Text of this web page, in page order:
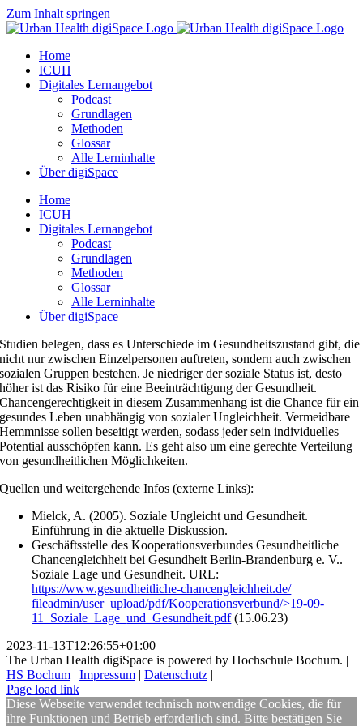
Zum Inhalt springen
Home
ICUH
Digitales Lernangebot
Podcast
Grundlagen
Methoden
Glossar
Alle Lerninhalte
Über digiSpace
Home
ICUH
Digitales Lernangebot
Podcast
Grundlagen
Methoden
Glossar
Alle Lerninhalte
Über digiSpace
Studien belegen, dass es Unterschiede im Gesundheitszustand gibt, die
nicht nur zwischen Einzelpersonen auftreten, sondern auch zwischen
sozialen Gruppen bestehen. Je niedriger der soziale Status ist, desto
höher ist das Risiko für eine Beeinträchtigung der Gesundheit.
Chancengerechtigkeit in diesem Zusammenhang ist die Chance für ein
gesundes Leben unabhängig von sozialer Ungleichheit. Vermeidbare
Hemmnisse sollen beseitigt werden, sodass jeder sein individuelles
Potential ausschöpfen kann. Es geht also um eine gerechte Verteilung
von gesundheitlichen Möglichkeiten.
Quellen und weitergehende Infos (externe Links):
Mielck, A. (2005). Soziale Ungleicht und Gesundheit.
Einführung in die aktuelle Diskussion.
Geschäftsstelle des Kooperationsverbundes Gesundheitliche
Chancengleichheit bei Gesundheit Berlin-Brandenburg e. V..
Soziale Lage und Gesundheit. URL:
https://www.gesundheitliche-chancengleichheit.de/
fileadmin/user_upload/pdf/Kooperationsverbund/>19-09-
11_Soziale_Lage_und_Gesundheit.pdf(15.06.23)
2023-11-13T12:26:55+01:00
The Urban Health digiSpace is powered by Hochschule Bochum. |
HS Bochum | Impressum | Datenschutz |
Page load link
Diese Webseite verwendet technisch notwendige Cookies, die für
ihre Funktionen und Betrieb erforderlich sind. Bitte bestätigen Sie